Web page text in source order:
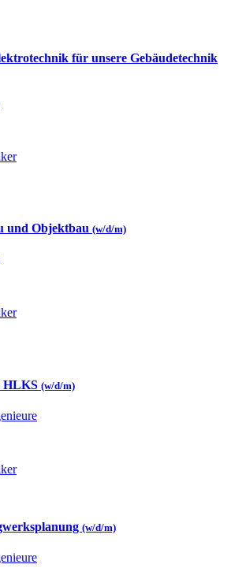
für unsere Gebäudetechnik
und Objektbau (w/d/m)
HLKS (w/d/m)
(w/d/m)